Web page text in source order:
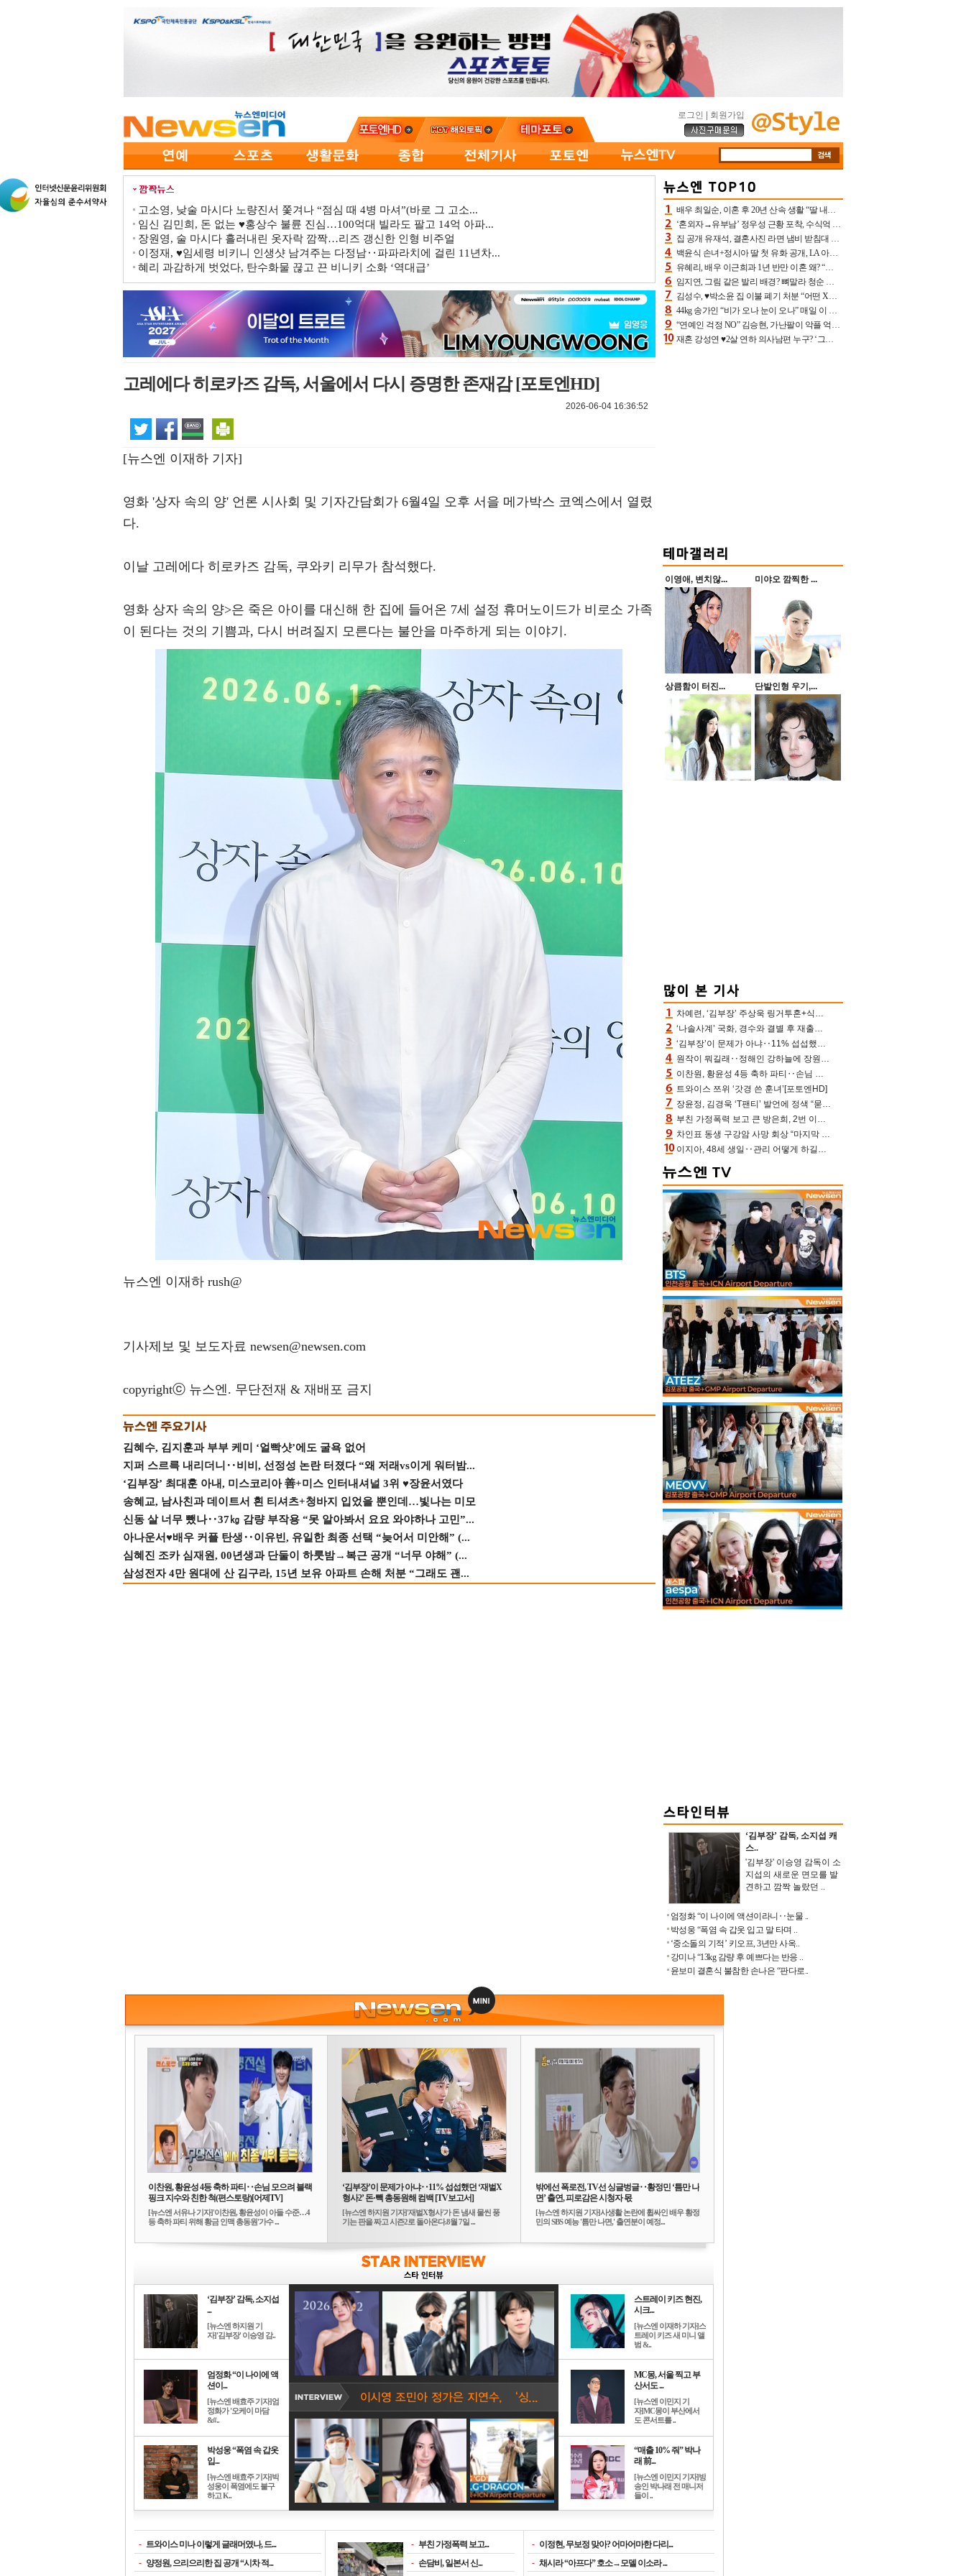
로그인 회원가입
고소영, 낮술 마시다 노량진서 쫓겨나 “점심 때 4병 마셔”(바로 그 고소...
임신 김민희, 돈 없는 ♥홍상수 불륜 진심…100억대 빌라도 팔고 14억 아파...
장원영, 술 마시다 흘러내린 옷자락 깜짝…리즈 갱신한 인형 비주얼
이정재, ♥임세령 비키니 인생샷 남겨주는 다정남‥파파라치에 걸린 11년차...
혜리 과감하게 벗었다, 탄수화물 끊고 끈 비니키 소화 ‘역대급’
고레에다 히로카즈 감독, 서울에서 다시 증명한 존재감 [포토엔HD]
2026-06-04 16:36:52
[뉴스엔 이재하 기자]
영화 '상자 속의 양' 언론 시사회 및 기자간담회가 6월4일 오후 서을 메가박스 코엑스에서 열렸
다.
이날 고레에다 히로카즈 감독, 쿠와키 리무가 참석했다.
영화 상자 속의 양>은 죽은 아이를 대신해 한 집에 들어온 7세 설정 휴머노이드가 비로소 가족
이 된다는 것의 기쁨과, 다시 버려질지 모른다는 불안을 마주하게 되는 이야기.
뉴스엔 이재하 rush@
기사제보 및 보도자료 newsen@newsen.com
copyrightⓒ 뉴스엔. 무단전재 & 재배포 금지
김혜수, 김지훈과 부부 케미 ‘얼빡샷’에도 굴욕 없어
지퍼 스르륵 내리더니‥비비, 선정성 논란 터졌다 “왜 저래vs이게 워터밤...
‘김부장’ 최대훈 아내, 미스코리아 善+미스 인터내셔널 3위 ♥장윤서였다
송혜교, 남사친과 데이트서 흰 티셔츠+청바지 입었을 뿐인데…빛나는 미모
신동 살 너무 뺐나‥37㎏ 감량 부작용 “못 알아봐서 요요 와야하나 고민”...
아나운서♥배우 커플 탄생‥이유빈, 유일한 최종 선택 “늦어서 미안해” (...
심혜진 조카 심재원, 00년생과 단둘이 하룻밤→복근 공개 “너무 야해” (...
삼성전자 4만 원대에 산 김구라, 15년 보유 아파트 손해 처분 “그래도 괜...
배우 최일순, 이혼 후 20년 산속 생활 “딸 내가 버렸다고 원망‥맘 아파”(특종)[어제TV]
‘혼외자→유부남’ 정우성 근황 포착, 수식억 해킹 피해 후배 만났다 “존경하는”
집 공개 유재석, 결혼사진 라면 냄비 받침대 되고 분노‥가족사진도 피해(놀뭐)[어제TV]
백윤식 손녀+정시아 딸 첫 유화 공개, LA 아트쇼→서울국제조각페스타 작가다운 수준급 실력
유혜리, 배우 이근희과 1년 반만 이혼 왜? “식칼 꽂고 의자 던져” 충격 폭로(특종)[어제TV]
임지연, 그림 같은 발리 배경? 뼈말라 청순 비키니 핏에 상대 안 되네
김성수, ♥박소윤 집 이불 폐기 처분 “어떤 X이랑 썼을지 몰라” 질투(신랑수업2)[어제TV]
44kg 송가인 “비가 오나 눈이 오나” 매일 이 운동, 허벅지 근육량 상승+체지방 감소
“연예인 걱정 NO” 김승현, 가난팔이 악플 억울할만‥아내+딸과 日 여행
재혼 강성연 ♥2살 연하 의사남편 누구? ‘그알’ 자문의에 훈남 비주얼 초엘리트 스펙 [종합]
이영애, 변치않... 미야오 깜찍한 ...
상큼함이 터진... 단발인형 우기,...
차예련, ‘김부장’ 주상욱 링거투혼+식스팩 비화 “옷 벗는데 아저씨는 안 된다고”(차장금)
‘나솔사계’ 국화, 경수와 결별 후 재출연…첫인상 3표 몰표
‘김부장’이 문제가 아냐‥11% 섭섭했던 ‘재벌X형사2’ 돈·빽 총동원해 컴백 [TV보고서]
원작이 뭐길래‥정해인 강하늘에 장원영까지 참여한 이 영화
이찬원, 황윤성 4등 축하 파티‥손님 모으려 블랙핑크 지수와 친한 척(편스토랑)[어제TV]
트와이스 쯔위 ‘갓경 쓴 훈녀’[포토엔HD]
장윤정, 김경욱 ‘T팬티’ 발언에 정색 “묻지 않았는데, 그것도 성희롱”(장공장)
부친 가정폭력 보고 큰 방은희, 2번 이혼 후 잠수→母 고독사에 자책(특종세상)[어제TV]
차인표 동생 구강암 사망 회상 “마지막 순간 동생 손 잡아준 신애라, 두고두고 고마워” (신애라이프)
이지아, 48세 생일‥관리 어떻게 하길래 놀라운 동안 미모
‘김부장’ 감독, 소지섭 캐
스..
'김부장' 이승영 감독이 소
지섭의 새로운 면모를 발
견하고 깜짝 놀랐던 ..
엄정화 “이 나이에 액션이라니‥눈물 ..
박성웅 “폭염 속 갑옷 입고 말 타며 ..
‘중소돌의 기적’ 키오프, 3년만 사옥..
강미나 “13kg 감량 후 예쁘다는 반응 ..
윤보미 결혼식 불참한 손나은 “판다로..
이찬원, 황윤성 4등 축하 파티‥손님 모으려 블랙
핑크 지수와 친한 척(편스토랑)[어제TV]
[뉴스엔 서유나 기자]'이찬원, 황윤성이 아들 수준…4
등 축하 파티 위해 황금 인맥 총동원'가수 ...
‘김부장’이 문제가 아냐‥11% 섭섭했던 ‘재벌X
형사2’ 돈·빽 총동원해 컴백 [TV보고서]
[뉴스엔 하지원 기자]'재벌X형사'가 돈 냄새 물씬 풍
기는 판을 짜고 시즌2로 돌아온다.8월 7일 ...
밖에선 폭로전, TV선 싱글벙글‥황정민 ‘틈만 나
면’ 출연, 피로감은 시청자 몫
[뉴스엔 하지원 기자]사생활 논란에 휩싸인 배우 황정
민의 SBS 예능 '틈만 나면,' 출연분이 예정...
‘김부장’ 감독, 소지섭
...
[뉴스엔 하지원 기
자]'김부장' 이승영 감..
엄정화 “이 나이에 액
션이...
[뉴스엔 배효주 기자]엄
정화가 '오케이 마담
&#..
박성웅 “폭염 속 갑옷
입...
[뉴스엔 배효주 기자]박
성웅이 폭염에도 불구
하고 K..
스트레이 키즈 현진,
시크...
[뉴스엔 이재하 기자]스
트레이 키즈 새 미니 앨
범 &..
MC몽, 서울 찍고 부
산서도 ...
[뉴스엔 이민지 기
자]MC몽이 부산에서
도 콘서트를 ..
“매출 10% 줘” 박나
래 前...
[뉴스엔 이민지 기자]방
송인 박나래 전 매니저
들이 ..
- 트와이스 미나 이렇게 글래머였나, 드...
- 양정원, 으리으리한 집 공개 “시차 적...
- 부친 가정폭력 보고...
- 손담비, 일본서 신...
- 이정현, 무보정 맞아? 어마어마한 다리...
- 채시라 “아프다” 호소→모델 이소라 ...